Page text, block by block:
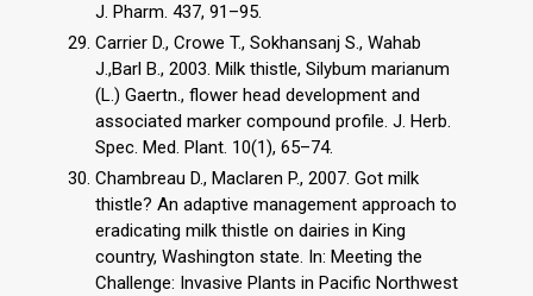
J. Pharm. 437, 91–95.
Carrier D., Crowe T., Sokhansanj S., Wahab
J.,Barl B., 2003. Milk thistle, Silybum marianum
(L.) Gaertn., flower head development and
associated marker compound profile. J. Herb.
Spec. Med. Plant. 10(1), 65–74.
Chambreau D., Maclaren P., 2007. Got milk
thistle? An adaptive management approach to
eradicating milk thistle on dairies in King
country, Washington state. In: Meeting the
Challenge: Invasive Plants in Pacific Northwest